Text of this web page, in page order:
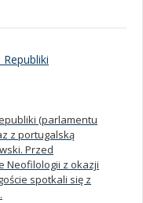
(parlamentu
z portugalską
Przed
Neofilologii z okazji
spotkali się z